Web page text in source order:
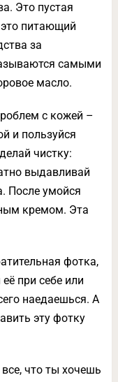
Это пустая
это питающий
за
самыми
масло.
с кожей –
и пользуйся
чистку:
выдавливай
После умойся
кремом. Эта
фотка,
при себе или
наедаешься. А
эту фотку
что ты хочешь